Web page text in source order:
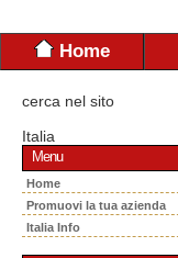
Home
cerca nel sito
Italia
Menu
Home
Promuovi la tua azienda
Italia Info